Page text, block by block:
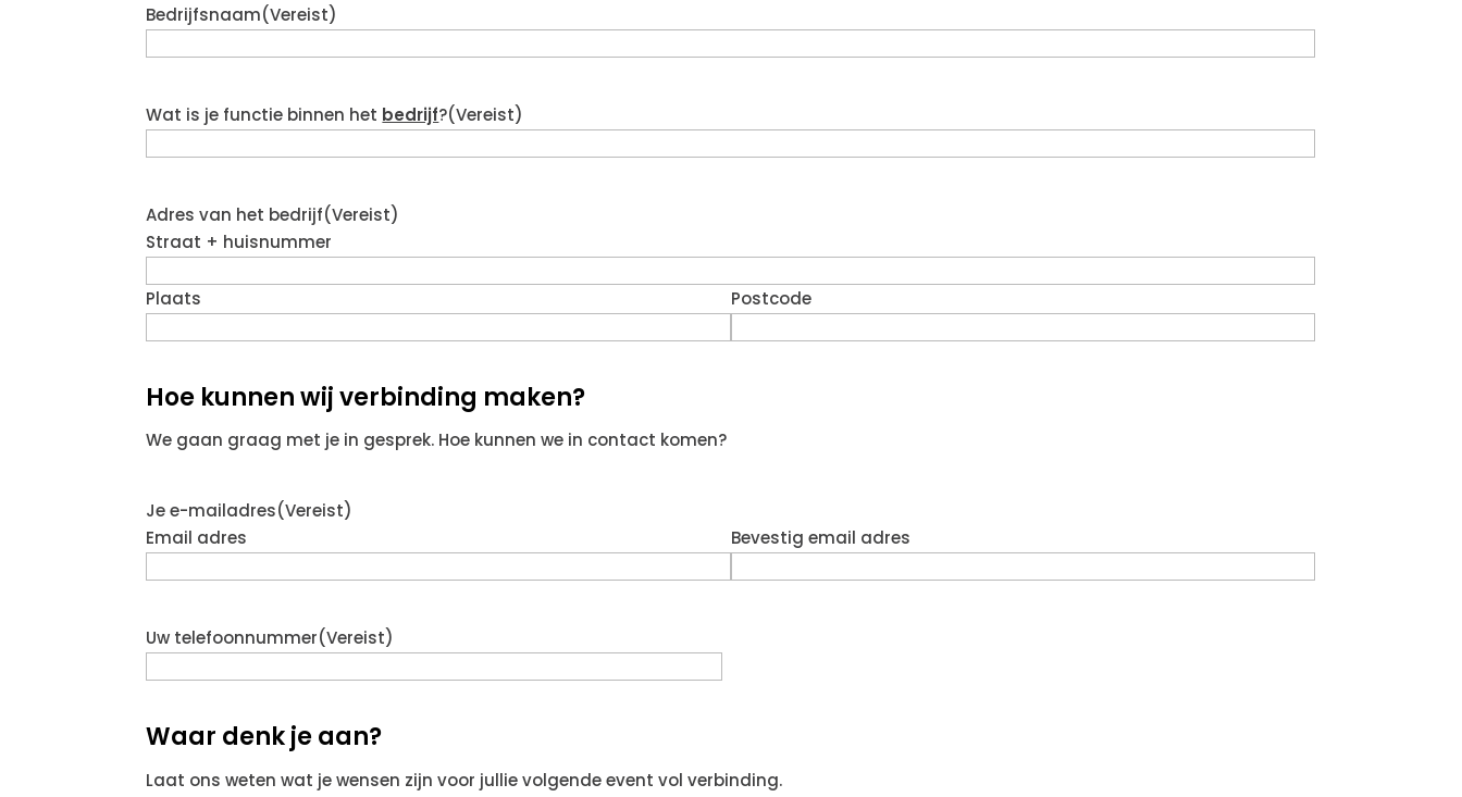
Bedrijfsnaam(Vereist)
Wat is je functie binnen het bedrijf?(Vereist)
Adres van het bedrijf(Vereist)
Straat + huisnummer
Plaats Postcode
Hoe kunnen wij verbinding maken?
We gaan graag met je in gesprek. Hoe kunnen we in contact komen?
Je e-mailadres(Vereist)
Email adres
Bevestig email adres
Uw telefoonnummer(Vereist)
Waar denk je aan?
Laat ons weten wat je wensen zijn voor jullie volgende event vol verbinding.